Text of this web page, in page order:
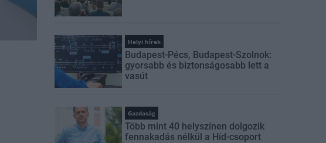
Helyi hírek
Budapest-Pécs, Budapest-Szolnok:
gyorsabb és biztonságosabb lett a
vasút
Gazdaság
Több mint 40 helyszínen dolgozik
fennakadás nélkül a Híd-csoport